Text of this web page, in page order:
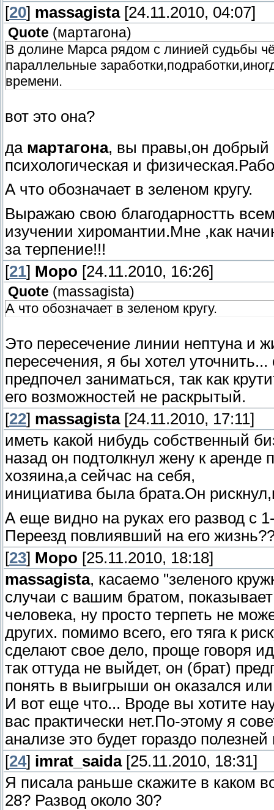
[20] massagista[24.11.2010, 04:07]
Quote (мартагона)
В долине Марса рядом с линией судьбы
параллельные
времени.
вот это она?
да мартагона, вы правы,он добрый
психологическая и
А что обозначает в зеленом кругу.
Выражаю свою благодарностть
изучении хиромантии.Мне ,как
за терпение!!!
[21] Моро [24.11.2010, 16:26]
Quote (massagista)
А что обозначает в зеленом кругу.
Это пересечение линии нептуна и
пересечения, я бы хотел
предпочел заниматься, так как
его возможностей не раскрытый.
[22] massagista[24.11.2010, 17:11]
иметь какой нибудь собственный
назад он подтолкнул жену к
хозяина,а сейчас на себя,
инициатива была брата.Он
А еще видно на руках его развод с
Переезд повлиявший на его
[23] Моро [25.11.2010, 18:18]
massagista, касаемо "зеленого
случаи с вашим братом,
человека, ну просто терпеть не
других. помимо всего, его тяга к
сделают свое дело, проще говоря
так оттуда не выйдет, он (брат)
понять в выигрыши он оказался
И вот еще что... Вроде вы хотите
вас практически нет.По-этому я
анализе это будет гораздо
[24] imrat_saida[25.11.2010, 18:31]
Я писала раньше скажите в каком
28? Развод около 30?